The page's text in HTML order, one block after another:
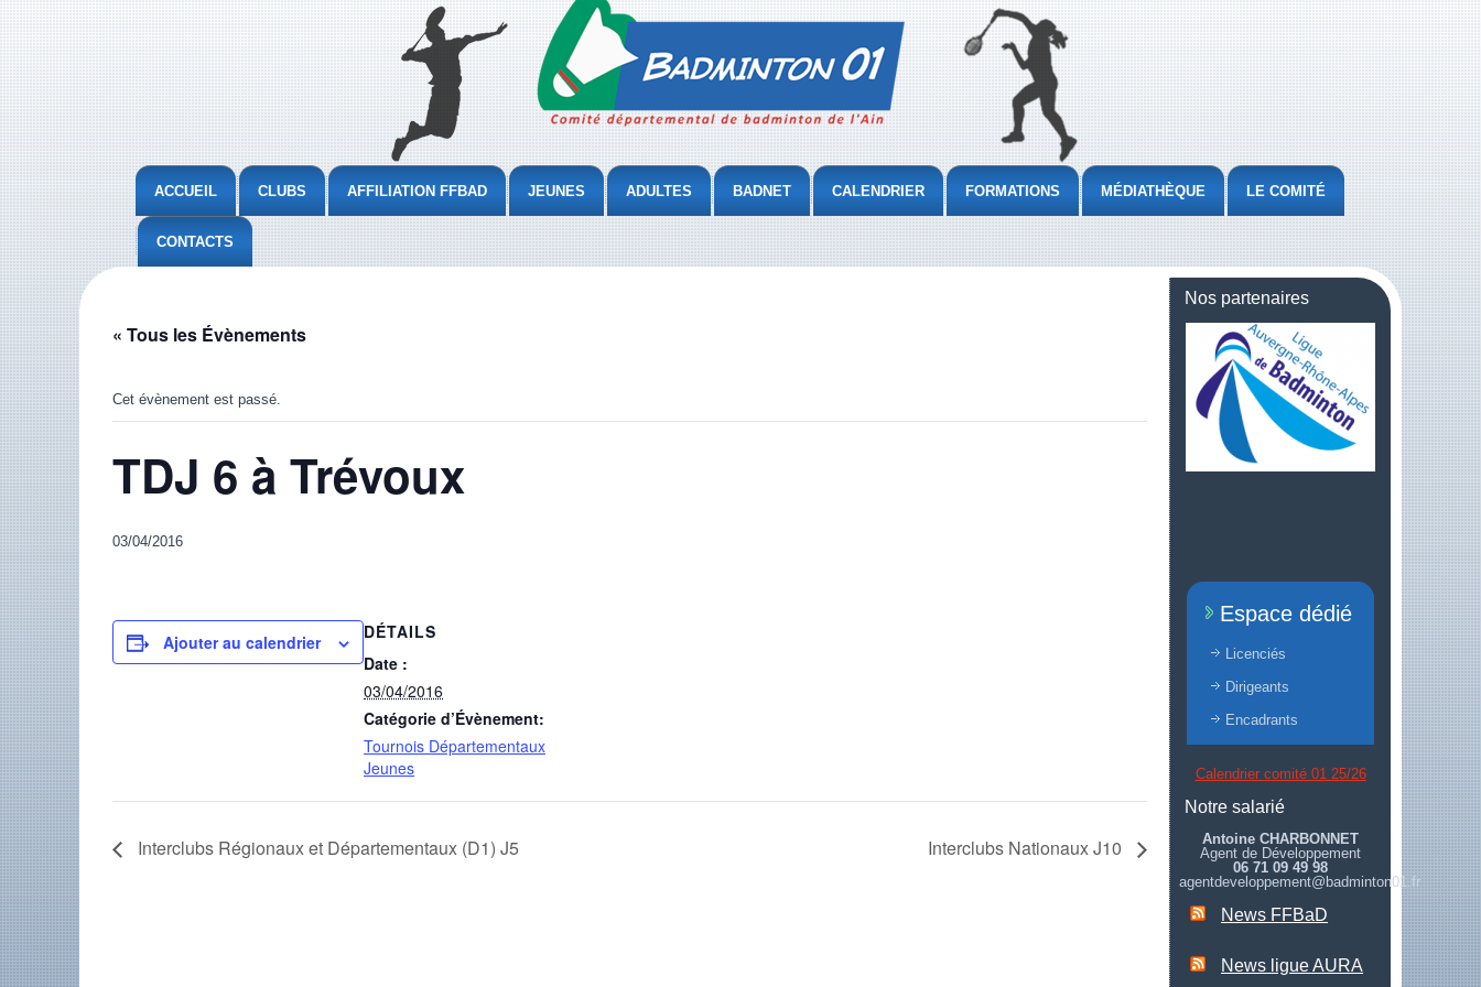
ACCUEIL CLUBS AFFILIATION FFBAD JEUNES ADULTES BADNET CALENDRIER FORMATIONS MÉDIATHÈQUE LE COMITÉ
CONTACTS
« Tous les Évènements
Cet évènement est passé.
TDJ 6 à Trévoux
03/04/2016
Ajouter au calendrier
DÉTAILS
Date :
03/04/2016
Catégorie d’Évènement:
Tournois Départementaux
Jeunes
Interclubs Régionaux et Départementaux (D1) J5 Interclubs Nationaux J10
Nos partenaires
Espace dédié
Licenciés
Dirigeants
Encadrants
Calendrier comité 01 25/26
Notre salarié
Antoine CHARBONNET
Agent de Développement
06 71 09 49 98
agentdeveloppement@badminton01.fr
News FFBaD
News ligue AURA